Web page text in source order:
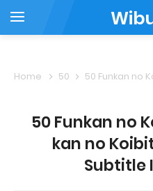
Home 50 50 Funkan no Koibito
50 Funkan no
kan no
Subtitle